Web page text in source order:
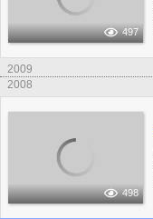
497
2009
2008
498